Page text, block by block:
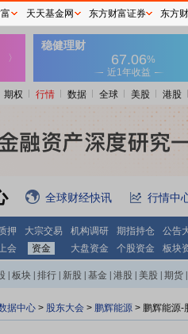
期权 行情 数据 全球 美股 港股
全球财经快讯 行情中
押 大宗交易 机构调研 期指持仓
公告
会 资金 大盘资金 个股资金 板块
板块 排行 新股 基金 港股 美股 期货
据中心 > 股东大会 > 鹏辉能源 > 鹏辉能源-
天天基金网 东方财富证券 东方